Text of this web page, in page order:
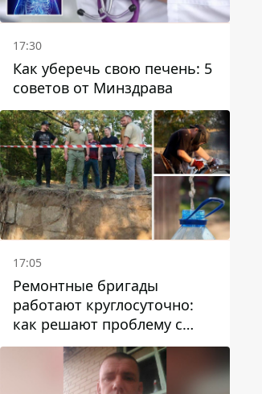
17:30
Как уберечь свою печень: 5
советов от Минздрава
17:05
Ремонтные бригады
работают круглосуточно:
как решают проблему с
водой в Марганецкой
громаде